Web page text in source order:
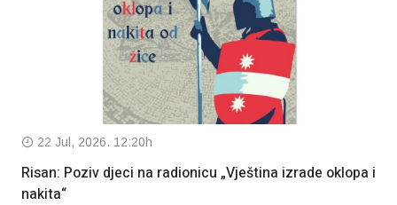
22 Jul, 2026. 12:20h
Risan: Poziv djeci na radionicu „Vještina izrade oklopa i
nakita“